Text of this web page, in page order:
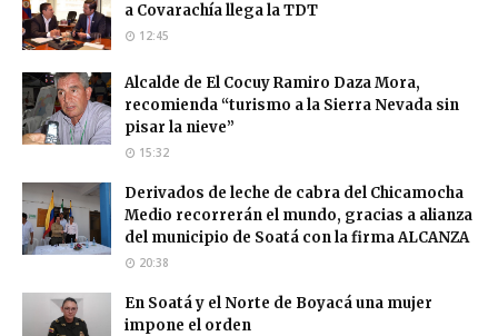
a Covarachía llega la TDT
12:45
Alcalde de El Cocuy Ramiro Daza Mora,
recomienda “turismo a la Sierra Nevada sin
pisar la nieve”
15:32
Derivados de leche de cabra del Chicamocha
Medio recorrerán el mundo, gracias a alianza
del municipio de Soatá con la firma ALCANZA
20:38
En Soatá y el Norte de Boyacá una mujer
impone el orden